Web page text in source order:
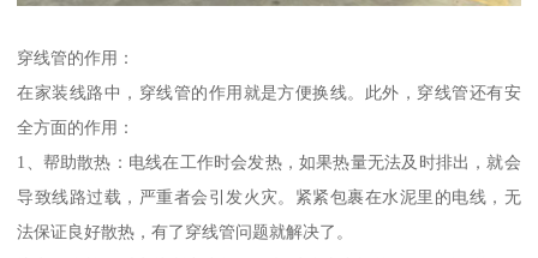
穿线管的作用：
在家装线路中，穿线管的作用就是方便换线。此外，穿线管还有安
全方面的作用：
1、帮助散热：电线在工作时会发热，如果热量无法及时排出，就会
导致线路过载，严重者会引发火灾。紧紧包裹在水泥里的电线，无
法保证良好散热，有了穿线管问题就解决了。